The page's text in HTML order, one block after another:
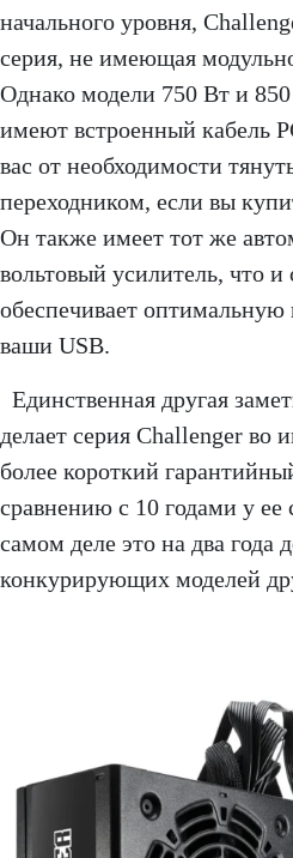
начального уровня,
серия, не имеющая
Однако модели 750 Вт и
имеют встроенный кабель
вас от необходимости
переходником, если вы
Он также имеет тот же
вольтовый усилитель, что
обеспечивает оптимальную
ваши USB.
Единственная другая
делает серия Challenger во
более короткий
сравнению с 10 годами у ее
самом деле это на два года
конкурирующих моделей